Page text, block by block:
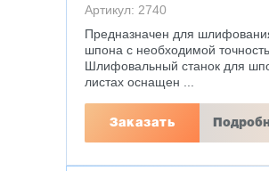
Артикул: 2740
Предназначен для
шпона с необходимой
Шлифовальный станок для
листах оснащен ...
Заказать